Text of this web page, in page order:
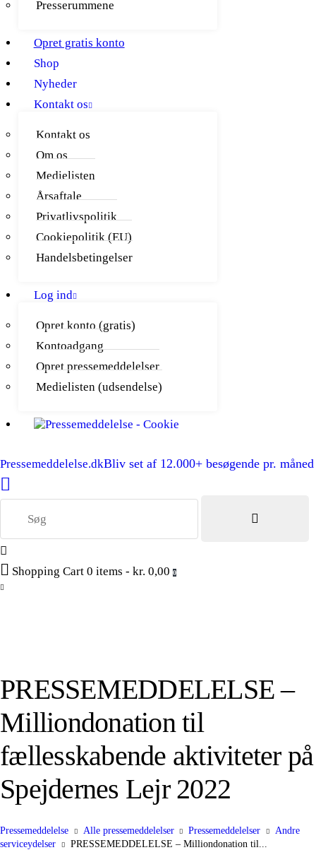
Presserummene
Opret gratis konto
Shop
Nyheder
Kontakt os
Kontakt os
Om os
Medielisten
Årsaftale
Privatlivspolitik
Cookiepolitik (EU)
Handelsbetingelser
Log ind
Opret konto (gratis)
Kontoadgang
Opret pressemeddelelser
Medielisten (udsendelse)
Pressemeddelelse.dkBliv set af 12.000+ besøgende pr. måned
Shopping Cart 0 items - kr. 0,00 0
PRESSEMEDDELELSE –
Milliondonation til
fællesskabende aktiviteter på
Spejdernes Lejr 2022
Pressemeddelelse Alle pressemeddelelser Pressemeddelelser
Andre
serviceydelser
PRESSEMEDDELELSE – Milliondonation til...